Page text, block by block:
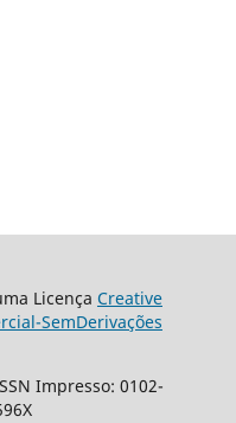
Licença Creative
SemDerivações
Impresso: 0102-